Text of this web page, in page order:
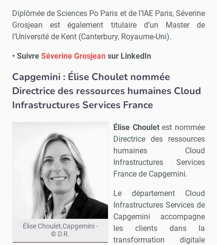
Diplômée de Sciences Po Paris et de l’IAE Paris, Séverine
Grosjean est également titulaire d’un Master de
l’Université de Kent (Canterbury, Royaume-Uni).
• Suivre Séverine Grosjean sur LinkedIn
Capgemini : Élise Choulet nommée
Directrice des ressources humaines Cloud
Infrastructures Services France
Élise Choulet,Capgemini -
© D.R.
Élise Chouletest nommée
Directrice des ressources
humaines Cloud
Infrastructures Services
France de Capgemini.
Le département Cloud
Infrastructures Services de
Capgemini accompagne
les clients dans la
transformation digitale